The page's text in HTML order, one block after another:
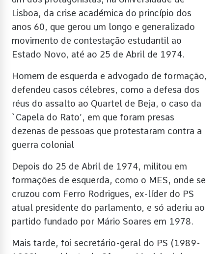
Lisboa, da crise académica do princípio dos
anos 60, que gerou um longo e generalizado
movimento de contestação estudantil ao
Estado Novo, até ao 25 de Abril de 1974.
Homem de esquerda e advogado de formação,
defendeu casos célebres, como a defesa dos
réus do assalto ao Quartel de Beja, o caso da
`Capela do Rato’, em que foram presas
dezenas de pessoas que protestaram contra a
guerra colonial
Depois do 25 de Abril de 1974, militou em
formações de esquerda, como o MES, onde se
cruzou com Ferro Rodrigues, ex-líder do PS
atual presidente do parlamento, e só aderiu ao
partido fundado por Mário Soares em 1978.
Mais tarde, foi secretário-geral do PS (1989-